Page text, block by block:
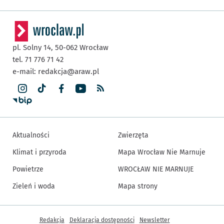
pl. Solny 14, 50-062 Wrocław
tel. 71 776 71 42
e-mail: redakcja@araw.pl
Aktualności
Klimat i przyroda
Powietrze
Zieleń i woda
Zwierzęta
Mapa Wrocław Nie Marnuje
WROCŁAW NIE MARNUJE
Mapa strony
Inne informacje
Redakcja Deklaracja dostępności Newsletter